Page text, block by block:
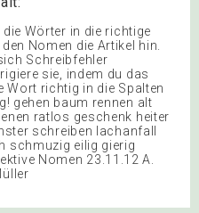
die Wörter in die richtige
Nomen die Artikel hin.
Schreibfehler
sie, indem du das
Wort richtig in die Spalten
gehen baum rennen alt
ratlos geschenk heiter
schreiben lachanfall
schmuzig eilig gierig
Nomen 23.11.12 A.